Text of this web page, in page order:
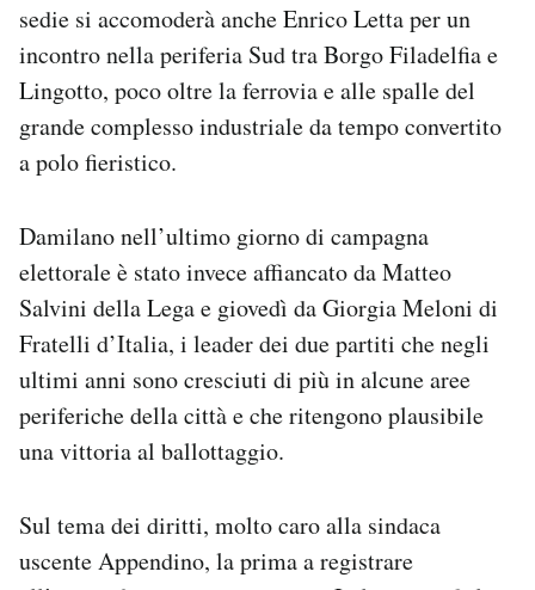
sedie si accomoderà anche Enrico Letta per un
incontro nella periferia Sud tra Borgo Filadelfia e
Lingotto, poco oltre la ferrovia e alle spalle del
grande complesso industriale da tempo convertito
a polo fieristico.
Damilano nell’ultimo giorno di campagna
elettorale è stato invece affiancato da Matteo
Salvini della Lega e giovedì da Giorgia Meloni di
Fratelli d’Italia, i leader dei due partiti che negli
ultimi anni sono cresciuti di più in alcune aree
periferiche della città e che ritengono plausibile
una vittoria al ballottaggio.
Sul tema dei diritti, molto caro alla sindaca
uscente Appendino, la prima a registrare